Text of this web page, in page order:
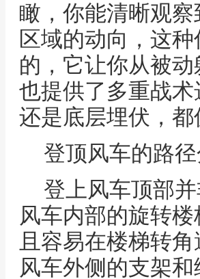
瞰，你能清晰观
区域的动向，这
的，它让你从被
也提供了多重战
还是底层埋伏，
登顶风车的路
登上风车顶部
风车内部的旋转
且容易在楼梯转
风车外侧的支架